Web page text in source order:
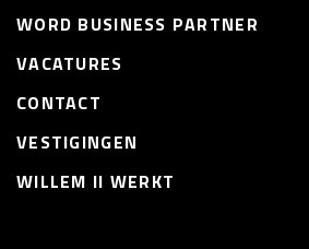
WORD BUSINESS PARTNER
VACATURES
CONTACT
VESTIGINGEN
WILLEM II WERKT